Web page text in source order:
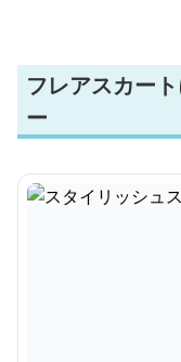
フレアスカー
ー